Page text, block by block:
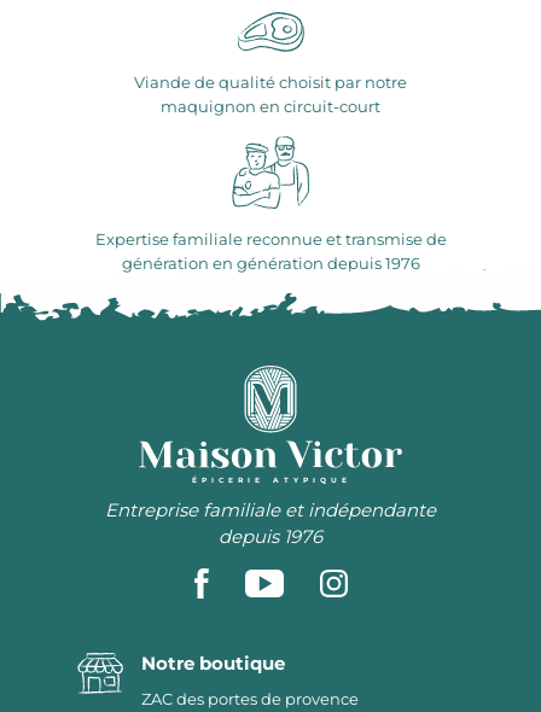
Viande de qualité choisit par notre
maquignon en circuit-court
Expertise familiale reconnue et transmise de
génération en génération depuis 1976
ÉPICERIE ATYPIQUE
Entreprise familiale et indépendante
depuis 1976
Notre boutique
ZAC des portes de provence